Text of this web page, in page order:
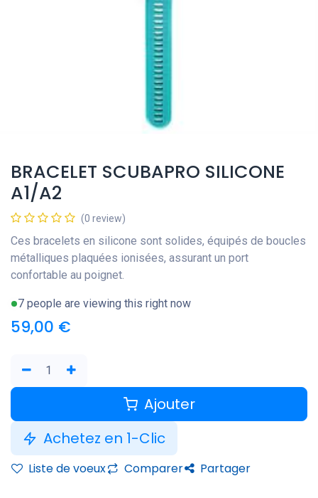
BRACELET SCUBAPRO SILICONE
A1/A2
(0 review)
Ces bracelets en silicone sont solides, équipés de boucles
métalliques plaquées ionisées, assurant un port
confortable au poignet.
7 people are viewing this right now
59,00 €
Ajouter
Achetez en 1-Clic
Liste de voeux Comparer Partager